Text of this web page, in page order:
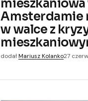
mieszkaniowa
Amsterdamie
w walce z
dodał Mariusz Kolanko27